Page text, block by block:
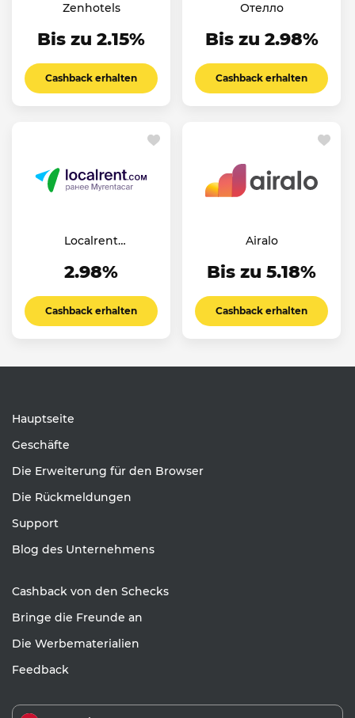
Zenhotels
Bis zu 2.15%
Cashback erhalten
Отелло
Bis zu 2.98%
Cashback erhalten
Localrent
2.98%
Cashback erhalten
Airalo
Bis zu 5.18%
Cashback erhalten
Hauptseite
Geschäfte
Die Erweiterung für den Browser
Die Rückmeldungen
Support
Blog des Unternehmens
Cashback von den Schecks
Bringe die Freunde an
Die Werbematerialien
Feedback